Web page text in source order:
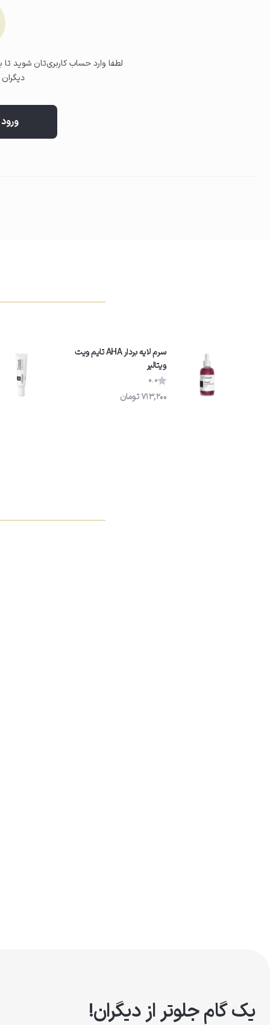
مقدار کمی از کرم ژل (به اندازه یک نخود) روی نوک انگشت قرار دهید.
لطفا وارد حساب کاربری‌تان شوید تا
سرم لایه بردار AHA تایم ویت
ویتالیر
0.0
713,200تومان
یک گام جلوتر از دیگران!